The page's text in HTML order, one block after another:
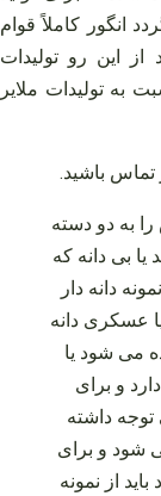
انگور کاملاً قوام
از این رو تولیدات
به تولیدات ملایر
تماس باشید.
به دو دسته
یا بی دانه که
دانه دار
عسکری دانه‌
می‌ شود یا
و برای
داشته
شود و برای
از نمونه